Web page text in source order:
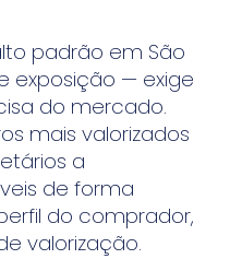
padrão em São
exposição — exige
do mercado.
mais valorizados
a
de forma
do comprador,
valorização.